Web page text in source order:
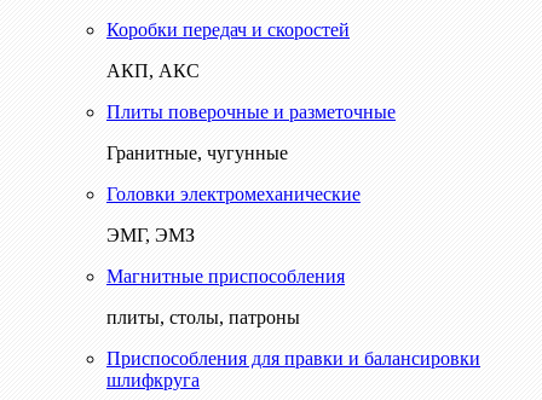
Коробки передач и скоростей
АКП, АКС
Плиты поверочные и разметочные
Гранитные, чугунные
Головки электромеханические
ЭМГ, ЭМЗ
Магнитные приспособления
плиты, столы, патроны
Приспособления для правки и балансировки
шлифкруга